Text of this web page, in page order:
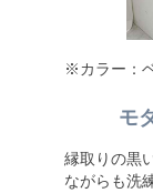
※カラー：
モ
縁取りの黒
ながらも洗